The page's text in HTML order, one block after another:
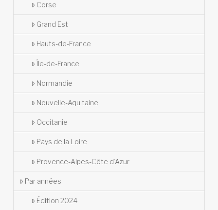
Corse
Grand Est
Hauts-de-France
Île-de-France
Normandie
Nouvelle-Aquitaine
Occitanie
Pays de la Loire
Provence-Alpes-Côte d’Azur
Par années
Édition 2024